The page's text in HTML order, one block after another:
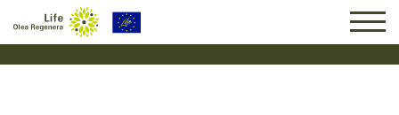
Solicitud #25395